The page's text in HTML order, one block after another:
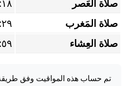
صلاة العَصر
صلاة المَغرب
صلاة العِشاء
تم حساب هذه المواقيت وفق